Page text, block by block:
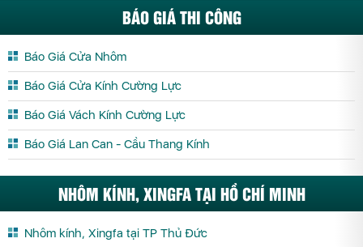
BÁO GIÁ THI CÔNG
Báo Giá Cửa Nhôm
Báo Giá Cửa Kính Cường Lực
Báo Giá Vách Kính Cường Lực
Báo Giá Lan Can - Cầu Thang Kính
NHÔM KÍNH, XINGFA TẠI HỒ CHÍ MINH
Nhôm kính, Xingfa tại TP Thủ Đức